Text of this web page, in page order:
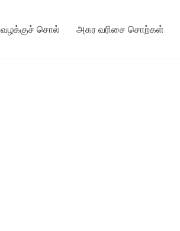
வழக்குச் சொல் அகர வரிசை சொற்கள்